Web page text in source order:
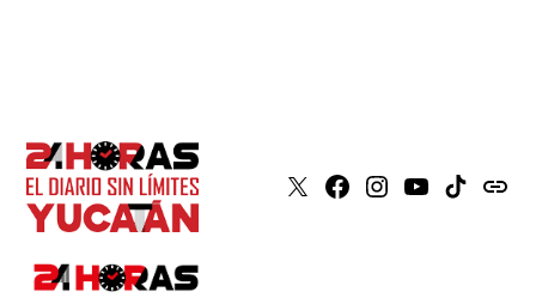
X Faceboook
Instagram
YoutubeTiktokissuu